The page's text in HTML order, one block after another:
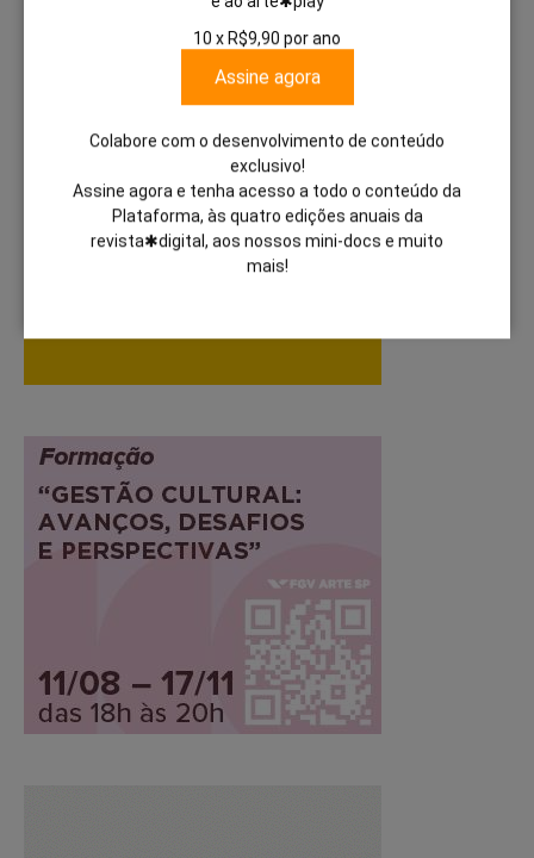
10 x R$9,90 por ano
Assine agora
Colabore com o desenvolvimento de conteúdo
exclusivo!
Assine agora e tenha acesso a todo o conteúdo da
Plataforma, às quatro edições anuais da
revista✱digital, aos nossos mini-docs e muito
mais!